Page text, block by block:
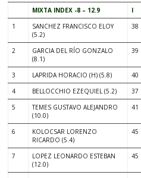
MIXTA INDEX -8 – 12.9 I
1
SANCHEZ FRANCISCO ELOY
(5.2)
38
2
GARCIA DEL RÍO GONZALO
(8.1)
39
3 LAPRIDA HORACIO (H) (5.8) 40
4
BELLOCCHIO EZEQUIEL (5.2) 37
5
TEMES GUSTAVO ALEJANDRO
(10.0)
41
6
KOLOCSAR LORENZO
RICARDO (5.4)
45
7
LOPEZ LEONARDO ESTEBAN
(12.0)
45